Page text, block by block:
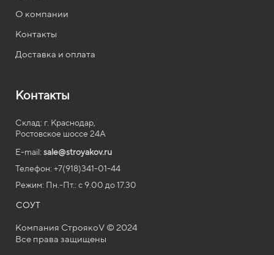
О компании
Контакты
Доставка и оплата
Контакты
Склад: г. Краснодар,
Ростовское шоссе 24А
E-mail: sale@stroyakov.ru
Телефон: +7(918)341-01-44
Режим: Пн.-Пт.: с 9.00 до17.30
СОУТ
Компания СтроякоV © 2024
Все права защищены